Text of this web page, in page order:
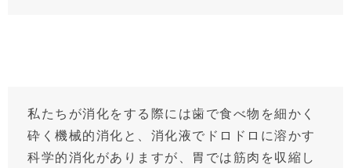
私たちが消化をする際には歯で食べ物を細かく
砕く機械的消化と、消化液でドロドロに溶かす
科学的消化がありますが、胃では筋肉を収縮し